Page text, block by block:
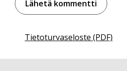
Tietoturvaseloste (PDF)